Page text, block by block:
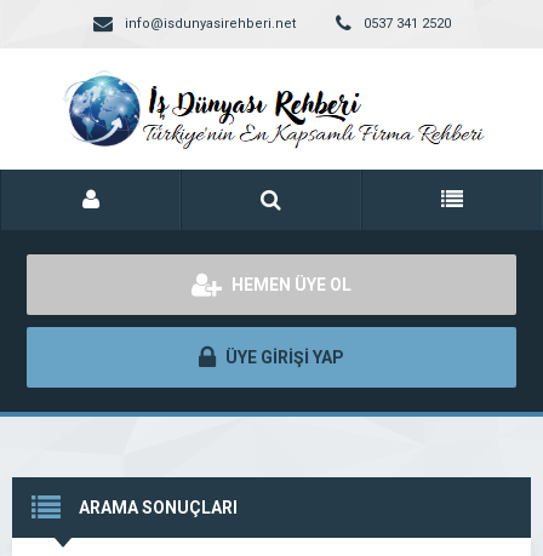
info@isdunyasirehberi.net 0537 341 2520
HEMEN ÜYE OL
ÜYE GİRİŞİ YAP
ARAMA SONUÇLARI